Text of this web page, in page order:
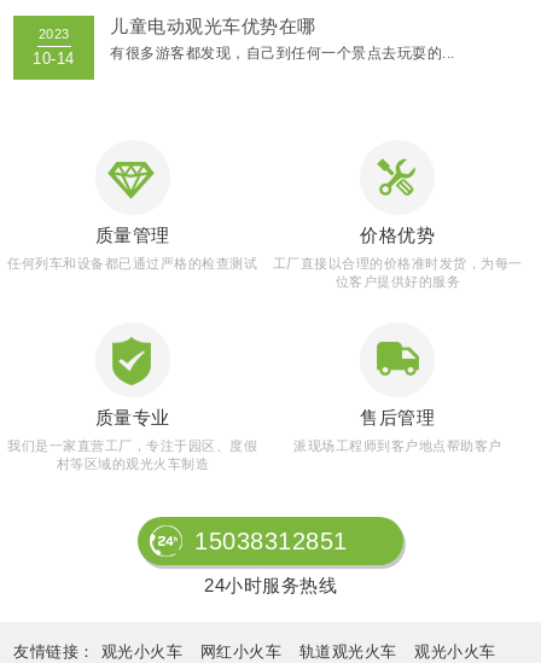
儿童电动观光车优势在哪
有很多游客都发现，自己到任何一个景点去玩耍的...
质量管理
任何列车和设备都已通过严格的检查测试
价格优势
工厂直接以合理的价格准时发货，为每一
位客户提供好的服务
质量专业
我们是一家直营工厂，专注于园区、度假
村等区域的观光火车制造
售后管理
派现场工程师到客户地点帮助客户
15038312851
24小时服务热线
友情链接： 观光小火车 网红小火车 轨道观光火车
观光小火车